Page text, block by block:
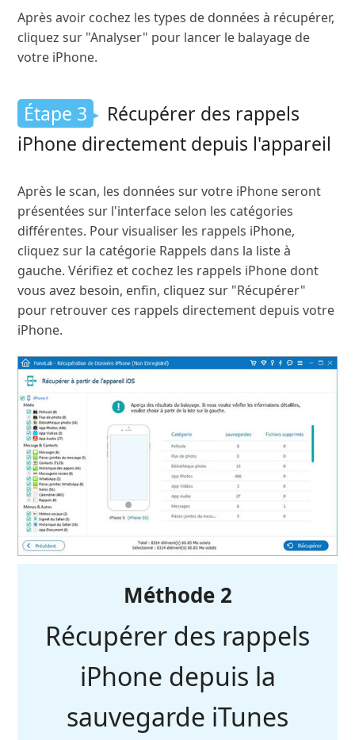
Après avoir cochez les types de données à récupérer,
cliquez sur "Analyser" pour lancer le balayage de
votre iPhone.
Étape 3
Récupérer des rappels
iPhone directement depuis l'appareil
Après le scan, les données sur votre iPhone seront
présentées sur l'interface selon les catégories
différentes. Pour visualiser les rappels iPhone,
cliquez sur la catégorie Rappels dans la liste à
gauche. Vérifiez et cochez les rappels iPhone dont
vous avez besoin, enfin, cliquez sur "Récupérer"
pour retrouver ces rappels directement depuis votre
iPhone.
Méthode 2
Récupérer des rappels
iPhone depuis la
sauvegarde iTunes